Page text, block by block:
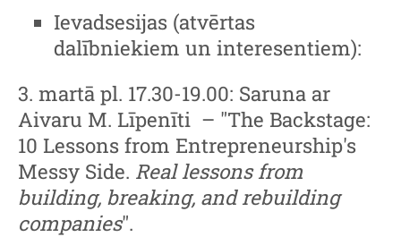
Ievadsesijas (atvērtas
dalībniekiem un interesentiem):
3. martā pl. 17.30-19.00: Saruna ar
Aivaru M. Līpenīti – "The Backstage:
10 Lessons from Entrepreneurship's
Messy Side. Real lessons from
building, breaking, and rebuilding
companies".